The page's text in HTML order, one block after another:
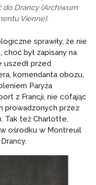
do Drancy (Archiwum
Vienne).
sprawiły, że nie
był zapisany na
uszedł przed
komendanta obozu,
Paryża
z Francji, nie cofając
prowadzonych przez
Tak też Charlotte,
ośrodku w Montreuil